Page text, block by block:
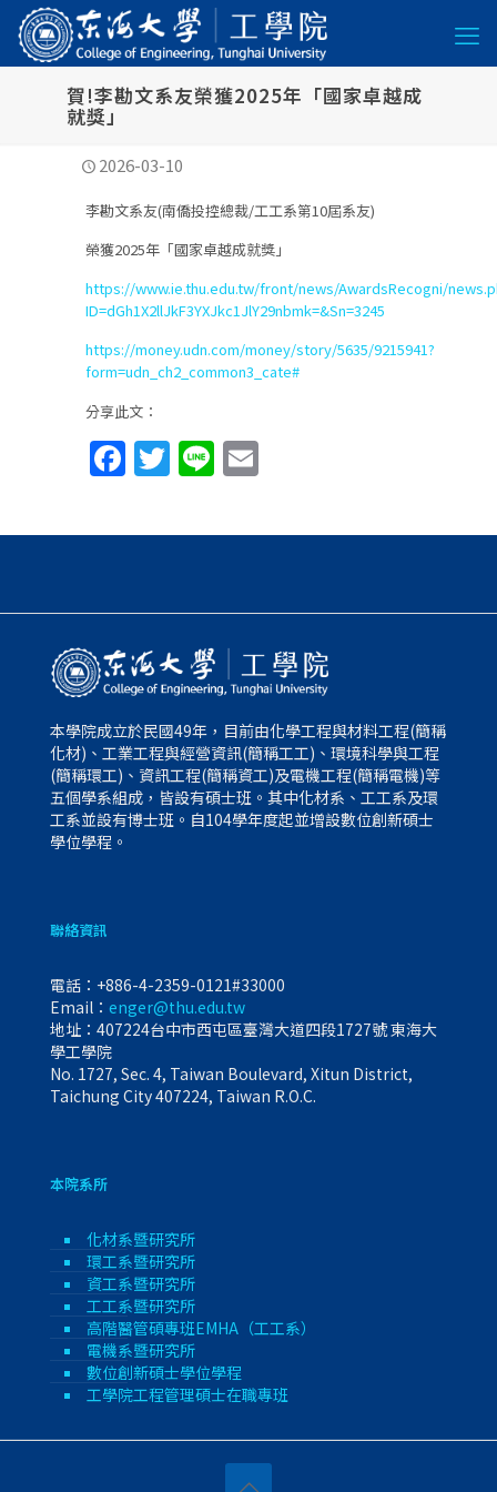
賀!李勘文系友榮獲2025年「國家卓越成
就獎」
2026-03-10
李勘文系友(南僑投控總裁/工工系第10屆系友)
榮獲2025年「國家卓越成就獎」
https://www.ie.thu.edu.tw/front/news/AwardsRecogni/
ID=dGh1X2llJkF3YXJkc1JlY29nbmk=&Sn=3245
https://money.udn.com/money/story/5635/9215941?
form=udn_ch2_common3_cate#
分享此文：
Facebook
Twitter
LineEmail
本學院成立於民國49年，目前由化學工程與材料工程(簡稱
化材)、工業工程與經營資訊(簡稱工工)、環境科學與工程
(簡稱環工)、資訊工程(簡稱資工)及電機工程(簡稱電機)等
五個學系組成，皆設有碩士班。其中化材系、工工系及環
工系並設有博士班。自104學年度起並增設數位創新碩士
學位學程。
聯絡資訊
電話： +886-4-2359-0121#33000
Email： enger@thu.edu.tw
地址：407224台中市西屯區臺灣大道四段1727號 東海大
學工學院
No. 1727, Sec. 4, Taiwan Boulevard, Xitun District,
Taichung City 407224, Taiwan R.O.C.
本院系所
化材系暨研究所
環工系暨研究所
資工系暨研究所
工工系暨研究所
高階醫管碩專班EMHA（工工系）
電機系暨研究所
數位創新碩士學位學程
工學院工程管理碩士在職專班